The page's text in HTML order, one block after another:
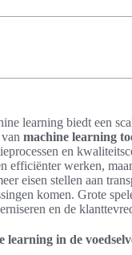
learning biedt een
machine learning
en
efficiënter werken,
eisen stellen aan
komen. Grote
en de
learning in de